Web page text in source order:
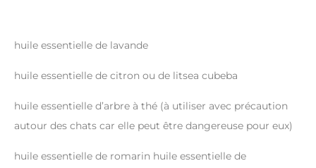
huile essentielle de lavande
huile essentielle de citron ou de litsea cubeba
huile essentielle d’arbre à thé (à utiliser avec précaution
autour des chats car elle peut être dangereuse pour eux)
huile essentielle de romarin huile essentielle de